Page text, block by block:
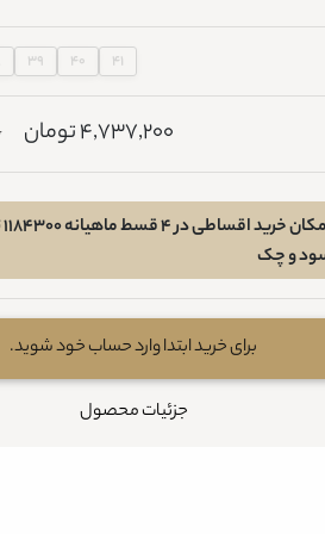
39 40 41
4,737,200 تومان
و چک
برای خرید ابتدا وارد حساب خود شوید.
جزئیات محصول